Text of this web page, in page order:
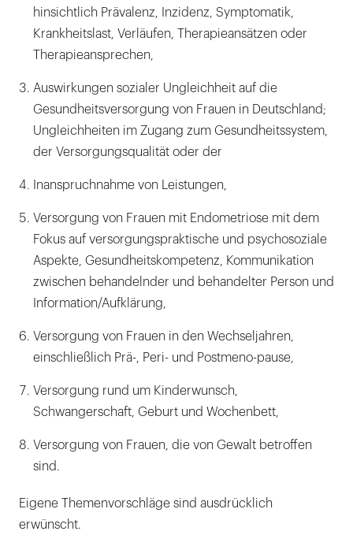
hinsichtlich Prävalenz, Inzidenz, Symptomatik,
Krankheitslast, Verläufen, Therapieansätzen oder
Therapieansprechen,
Auswirkungen sozialer Ungleichheit auf die
Gesundheitsversorgung von Frauen in Deutschland;
Ungleichheiten im Zugang zum Gesundheitssystem,
der Versorgungsqualität oder der
Inanspruchnahme von Leistungen,
Versorgung von Frauen mit Endometriose mit dem
Fokus auf versorgungspraktische und psychosoziale
Aspekte, Gesundheitskompetenz, Kommunikation
zwischen behandelnder und behandelter Person und
Information/Aufklärung,
Versorgung von Frauen in den Wechseljahren,
einschließlich Prä-, Peri- und Postmeno-pause,
Versorgung rund um Kinderwunsch,
Schwangerschaft, Geburt und Wochenbett,
Versorgung von Frauen, die von Gewalt betroffen
sind.
Eigene Themenvorschläge sind ausdrücklich
erwünscht.